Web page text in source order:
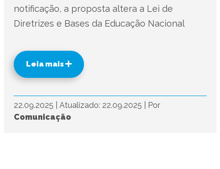
notificação, a proposta altera a Lei de
Diretrizes e Bases da Educação Nacional
Leia mais
22.09.2025 Atualizado: 22.09.2025
Por
Comunicação